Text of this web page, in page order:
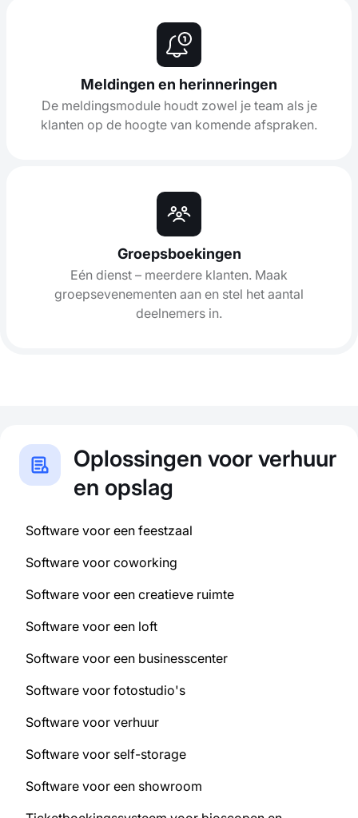
Meldingen en herinneringen
De meldingsmodule houdt zowel je team als je
klanten op de hoogte van komende afspraken.
Groepsboekingen
Eén dienst – meerdere klanten. Maak
groepsevenementen aan en stel het aantal
deelnemers in.
Oplossingen voor verhuur
en opslag
Software voor een feestzaal
Software voor coworking
Software voor een creatieve ruimte
Software voor een loft
Software voor een businesscenter
Software voor fotostudio's
Software voor verhuur
Software voor self-storage
Software voor een showroom